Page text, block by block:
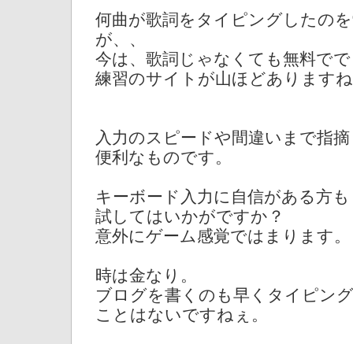
何曲が歌詞をタイピングしたの
が、、
今は、歌詞じゃなくても無料で
練習のサイトが山ほどあります
入力のスピードや間違いまで指
便利なものです。
キーボード入力に自信がある方も
試してはいかがですか？
意外にゲーム感覚ではまります。
時は金なり。
ブログを書くのも早くタイピン
ことはないですねぇ。